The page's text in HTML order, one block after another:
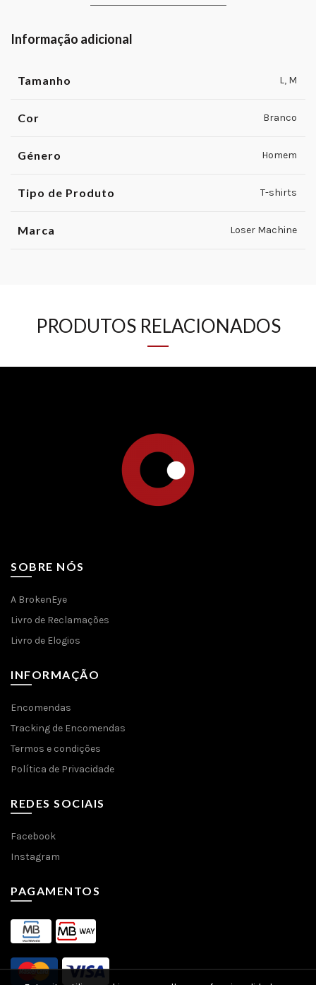
Informação adicional
Tamanho L, M
Cor Branco
Género Homem
Tipo de Produto T-shirts
Marca Loser Machine
PRODUTOS RELACIONADOS
SOBRE NÓS
A BrokenEye
Livro de Reclamações
Livro de Elogios
INFORMAÇÃO
Encomendas
Tracking de Encomendas
Termos e condições
Política de Privacidade
REDES SOCIAIS
Facebook
Instagram
PAGAMENTOS